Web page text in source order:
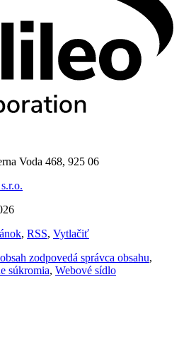
Voda 468, 925 06
, RSS, Vytlačiť
zodpovedá správca obsahu,
súkromia, Webové sídlo